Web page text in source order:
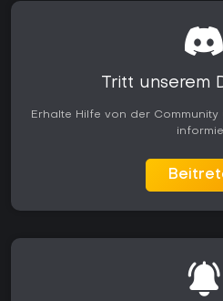
Tritt unserem
Erhalte Hilfe von der